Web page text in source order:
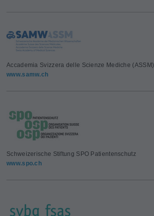
Accademia Svizzera delle Scienze Mediche (ASSM)
www.samw.ch
Schweizerische Stiftung SPO Patientenschutz
www.spo.ch